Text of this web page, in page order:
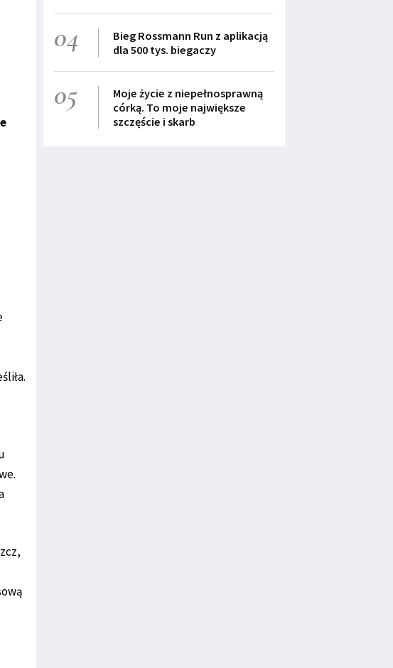
04
Bieg Rossmann Run z aplikacją
dla 500 tys. biegaczy
05
Moje życie z niepełnosprawną
córką. To moje największe
szczęście i skarb